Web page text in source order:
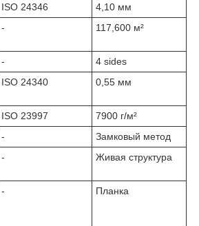
ISO 24346
4,10 мм
- 117,600 м²
-
4 sides
ISO 24340 0,55 мм
ISO 23997
7900 г/м²
-
Замковый метод
- Живая структура
- Планка